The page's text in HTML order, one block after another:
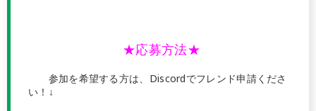
★応募方法★
参加を希望する方は、Discordでフレンド申請くださ
い！↓